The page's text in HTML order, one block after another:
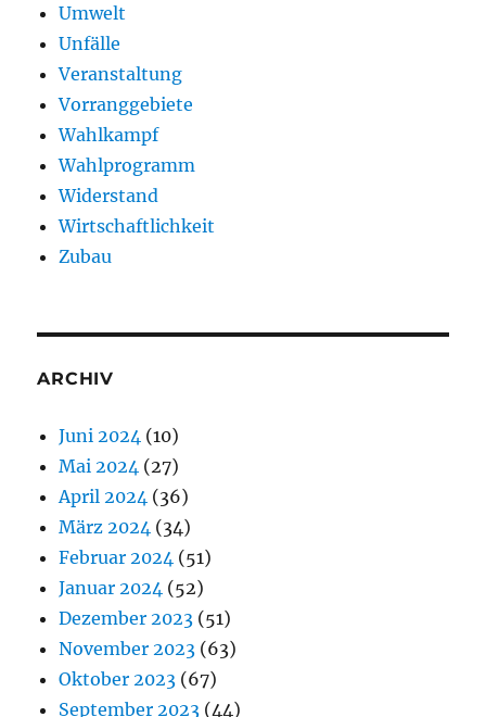
Umwelt
Unfälle
Veranstaltung
Vorranggebiete
Wahlkampf
Wahlprogramm
Widerstand
Wirtschaftlichkeit
Zubau
ARCHIV
Juni 2024 (10)
Mai 2024 (27)
April 2024 (36)
März 2024 (34)
Februar 2024 (51)
Januar 2024 (52)
Dezember 2023 (51)
November 2023 (63)
Oktober 2023 (67)
September 2023 (44)